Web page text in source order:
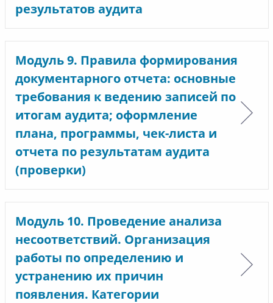
результатов аудита
Модуль 9. Правила формирования
документарного отчета: основные
требования к ведению записей по
итогам аудита; оформление
плана, программы, чек-листа и
отчета по результатам аудита
(проверки)
Модуль 10. Проведение анализа
несоответствий. Организация
работы по определению и
устранению их причин
появления. Категории